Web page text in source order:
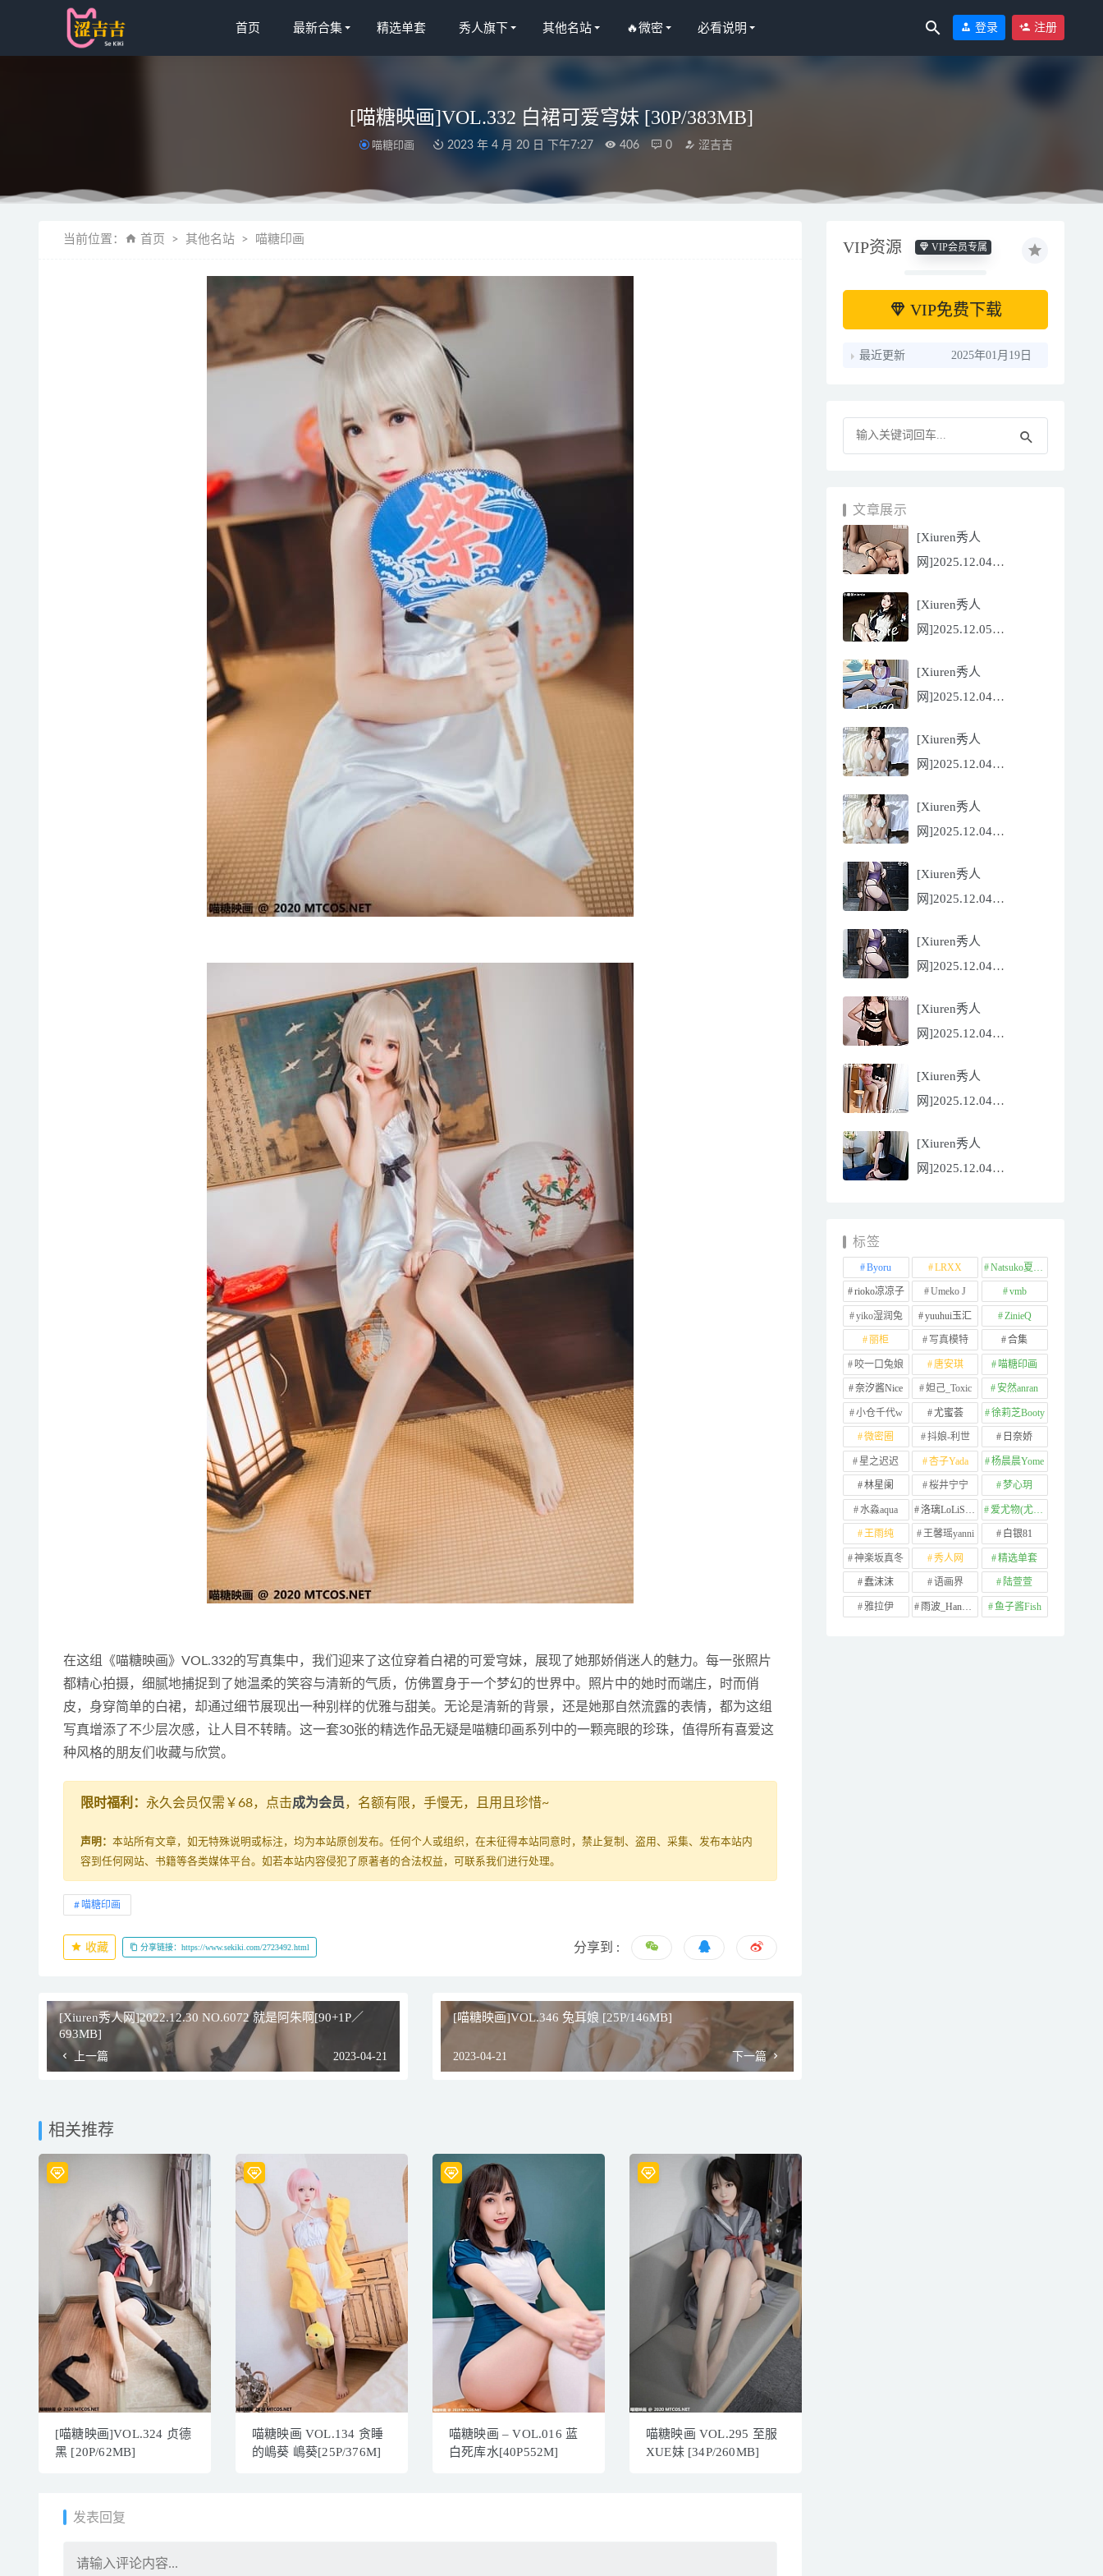
首页 最新合集 精选单套 秀人旗下 其他名站 🔥微密 必看说明 登录 注册
[喵糖映画]VOL.332 白裙可爱穹妹 [30P/383MB]
喵糖印画 2023 年 4 月 20 日 下午7:27 406 0 涩吉吉
当前位置： 首页 其他名站 喵糖印画
在这组《喵糖映画》VOL.332的写真集中，我们迎来了这位穿着白裙的可爱穹妹，展现了她那娇俏迷人的魅力。每一张照片
都精心拍摄，细腻地捕捉到了她温柔的笑容与清新的气质，仿佛置身于一个梦幻的世界中。照片中的她时而端庄，时而俏
皮，身穿简单的白裙，却通过细节展现出一种别样的优雅与甜美。无论是清新的背景，还是她那自然流露的表情，都为这组
写真增添了不少层次感，让人目不转睛。这一套30张的精选作品无疑是喵糖印画系列中的一颗亮眼的珍珠，值得所有喜爱这
种风格的朋友们收藏与欣赏。
限时福利： 永久会员仅需￥68，点击成为会员，名额有限，手慢无，且用且珍惜~
声明： 本站所有文章，如无特殊说明或标注，均为本站原创发布。任何个人或组织，在未征得本站同意时，禁止复制、盗用、采集、发布本站内
容到任何网站、书籍等各类媒体平台。如若本站内容侵犯了原著者的合法权益，可联系我们进行处理。
喵糖印画
收藏 分享链接：https://www.sekiki.com/2723492.html 分享到 :
[Xiuren秀人网]2022.12.30 NO.6072 就是阿朱啊[90+1P／
693MB]
上一篇 2023-04-21
[喵糖映画]VOL.346 兔耳娘 [25P/146MB]
2023-04-21 下一篇
相关推荐
[喵糖映画]VOL.324 贞德
黑 [20P/62MB]
喵糖映画 VOL.134 贪睡
的嶋葵 嶋葵[25P/376M]
喵糖映画 – VOL.016 蓝
白死库水[40P552M]
喵糖映画 VOL.295 至服
XUE妹 [34P/260MB]
发表回复
VIP资源 VIP会员专属
VIP免费下载
最近更新 2025年01月19日
文章展示
[Xiuren秀人
网]2025.12.04
[81P/751.43MB]
[Xiuren秀人
网]2025.12.05
nienie[60P/642.39MB]
[Xiuren秀人
网]2025.12.04
Flora[81P/832.27MB]
[Xiuren秀人
网]2025.12.04
[56P/602.69MB]
[Xiuren秀人
网]2025.12.04
[56P/602.69MB]
[Xiuren秀人
网]2025.12.04
[71P/960.78MB]
[Xiuren秀人
网]2025.12.04
[71P/960.78MB]
[Xiuren秀人
网]2025.12.04
[86P/762.32MB]
[Xiuren秀人
网]2025.12.04
Well11[67P/745.99MB]
[Xiuren秀人
网]2025.12.04
标签
Byoru LRXX Natsuko夏夏子
rioko凉凉子 Umeko J vmb
yiko湿润兔 yuuhui玉汇 ZinieQ
丽柜 写真模特 合集
咬一口兔娘 唐安琪 喵糖印画
奈汐酱Nice 妲己_Toxic 安然anran
小仓千代w 尤蜜荟 徐莉芝Booty
微密圈 抖娘-利世 日奈娇
星之迟迟 杏子Yada 杨晨晨Yome
林星阑 桜井宁宁 梦心玥
水淼aqua 洛璃LoLiSAMA 爱尤物(尤果网)
王雨纯 王馨瑶yanni 白银81
神楽坂真冬 秀人网 精选单套
蠢沫沫 语画界 陆萱萱
雅拉伊 雨波_HaneAme 鱼子酱Fish
[Ligui丽柜]2022.03.18 《莲食记-超级汉堡》小智贤&小七 [75+1P/80.9MB]
咬一口兔娘(yiko湿润兔) – 『海の夏日』Shotgun [83P1V 1.44GB]
[YALAYI雅拉伊]2022.06.18 NO.945 风仪玉立[30+1P／248MB]